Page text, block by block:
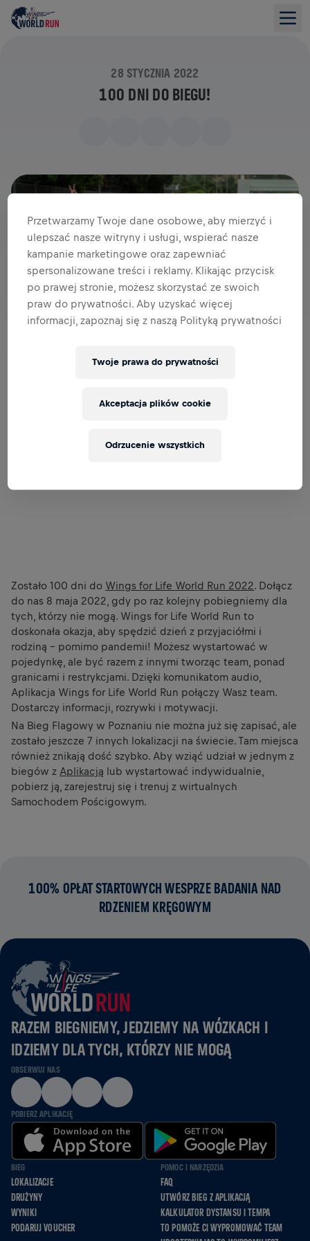
28 STYCZNIA 2022
100 DNI DO BIEGU!
Zostało 100 dni do Wings for Life World Run 2022. Dołącz
do nas 8 maja 2022, gdy po raz kolejny pobiegniemy dla
tych, którzy nie mogą. Wings for Life World Run to
doskonała okazja, aby spędzić dzień z przyjaciółmi i
rodziną – pomimo pandemii! Możesz wystartować w
pojedynkę, ale być razem z innymi tworząc team, ponad
granicami i restrykcjami. Dzięki komunikatom audio,
Aplikacja Wings for Life World Run połączy Wasz team.
Dostarczy informacji, rozrywki i motywacji.
Na Bieg Flagowy w Poznaniu nie można już się zapisać, ale
zostało jeszcze 7 innych lokalizacji na świecie. Tam miejsca
również znikają dość szybko. Aby wziąć udział w jednym z
biegów z Aplikacją lub wystartować indywidualnie,
pobierz ją, zarejestruj się i trenuj z wirtualnych
Samochodem Pościgowym.
100% OPŁAT STARTOWYCH WESPRZE BADANIA NAD
RDZENIEM KRĘGOWYM
RAZEM BIEGNIEMY, JEDZIEMY NA WÓZKACH I
IDZIEMY DLA TYCH, KTÓRZY NIE MOGĄ
OBSERWUJ NAS
POBIERZ APLIKACJĘ
BIEG
LOKALIZACJE
DRUŻYNY
WYNIKI
PODARUJ VOUCHER
POMOC I NARZĘDZIA
FAQ
UTWÓRZ BIEG Z APLIKACJĄ
KALKULATOR DYSTANSU I TEMPA
TO POMOŻE CI WYPROMOWAĆ TEAM
Przetwarzamy Twoje dane osobowe, aby mierzyć i
ulepszać nasze witryny i usługi, wspierać nasze
kampanie marketingowe oraz zapewniać
spersonalizowane treści i reklamy. Klikając przycisk
po prawej stronie, możesz skorzystać ze swoich
praw do prywatności. Aby uzyskać więcej
informacji, zapoznaj się z naszą Polityką prywatności
Twoje prawa do prywatności
Odrzucenie wszystkich
Akceptacja plików cookie